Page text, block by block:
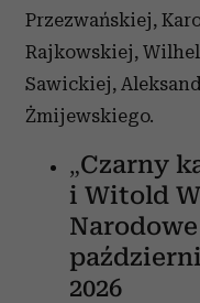
Przezwańskiej,
Rajkowskiej,
Sawickiej,
Żmijewskiego.
„Czarny
i Witold
2026